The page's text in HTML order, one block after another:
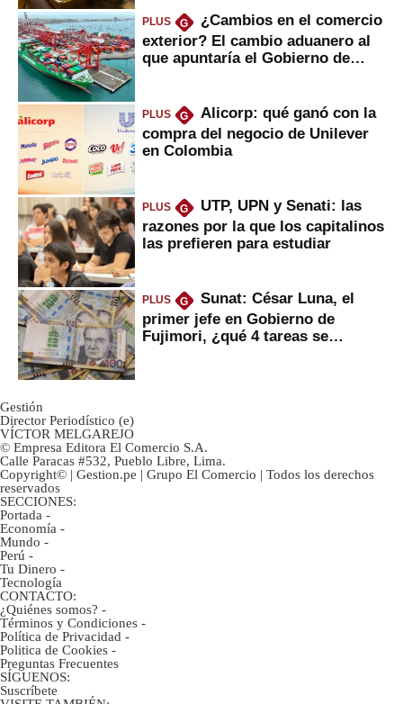
PLUS G
¿Cambios en el comercio
exterior? El cambio aduanero al
que apuntaría el Gobierno de
PLUS G
Alicorp: qué ganó con la
compra del negocio de Unilever
en Colombia
PLUS G
UTP, UPN y Senati: las
razones por la que los capitalinos
las prefieren para estudiar
PLUS G
Sunat: César Luna, el
primer jefe en Gobierno de
Fujimori, ¿qué 4 tareas se
Gestión
Director Periodístico (e)
VÍCTOR MELGAREJO
© Empresa Editora El Comercio S.A.
Calle Paracas #532, Pueblo Libre, Lima.
Copyright© | Gestion.pe | Grupo El Comercio | Todos los derechos
reservados
SECCIONES:
Portada -
Economía -
Mundo -
Perú -
Tu Dinero -
Tecnología
CONTACTO:
¿Quiénes somos? -
Términos y Condiciones -
Política de Privacidad -
Politica de Cookies -
Preguntas Frecuentes
SÍGUENOS:
Suscríbete